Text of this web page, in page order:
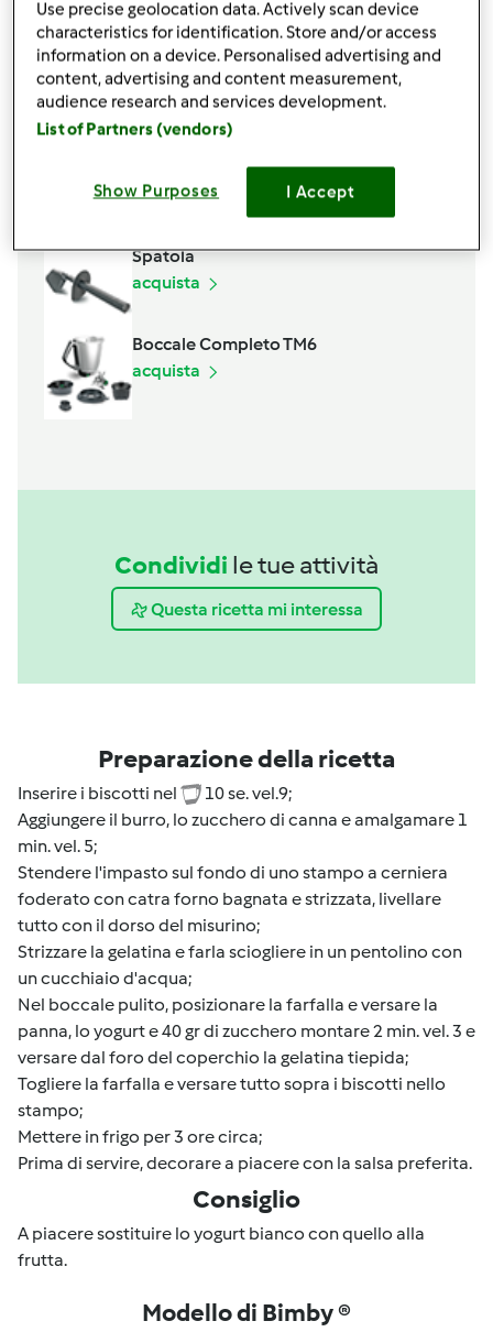
Aggiungi alla lista della spesa
Accessori che ti serviranno
acquista
Spatola
acquista
Boccale Completo TM6
acquista
Condividi le tue attività
Questa ricetta mi interessa
Preparazione della ricetta
Inserire i biscotti nel
10 se. vel.9;
Aggiungere il burro, lo zucchero di canna e amalgamare 1
min. vel. 5;
Stendere l'impasto sul fondo di uno stampo a cerniera
foderato con catra forno bagnata e strizzata, livellare
tutto con il dorso del misurino;
Strizzare la gelatina e farla sciogliere in un pentolino con
un cucchiaio d'acqua;
Nel boccale pulito, posizionare la farfalla e versare la
panna, lo yogurt e 40 gr di zucchero montare 2 min. vel. 3 e
versare dal foro del coperchio la gelatina tiepida;
Togliere la farfalla e versare tutto sopra i biscotti nello
stampo;
Mettere in frigo per 3 ore circa;
Prima di servire, decorare a piacere con la salsa preferita.
Consiglio
A piacere sostituire lo yogurt bianco con quello alla
frutta.
Modello di Bimby ®
Use precise geolocation data. Actively scan device
characteristics for identification. Store and/or access
information on a device. Personalised advertising and
content, advertising and content measurement,
audience research and services development.
List of Partners (vendors)
Show Purposes I Accept